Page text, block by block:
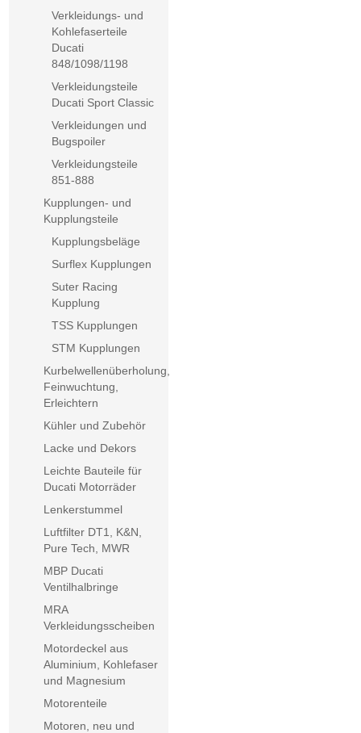
Verkleidungs- und
Kohlefaserteile
Ducati
848/1098/1198
Verkleidungsteile
Ducati Sport Classic
Verkleidungen und
Bugspoiler
Verkleidungsteile
851-888
Kupplungen- und
Kupplungsteile
Kupplungsbeläge
Surflex Kupplungen
Suter Racing
Kupplung
TSS Kupplungen
STM Kupplungen
Kurbelwellenüberholung,
Feinwuchtung,
Erleichtern
Kühler und Zubehör
Lacke und Dekors
Leichte Bauteile für
Ducati Motorräder
Lenkerstummel
Luftfilter DT1, K&N,
Pure Tech, MWR
MBP Ducati
Ventilhalbringe
MRA
Verkleidungsscheiben
Motordeckel aus
Aluminium, Kohlefaser
und Magnesium
Motorenteile
Motoren, neu und